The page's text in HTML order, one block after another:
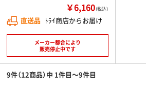
￥6,160（税込）
直送品 ﾄﾗｲ商店からお届け
メーカー都合により
販売停止中です
9件（12商品）中 1件目～9件目